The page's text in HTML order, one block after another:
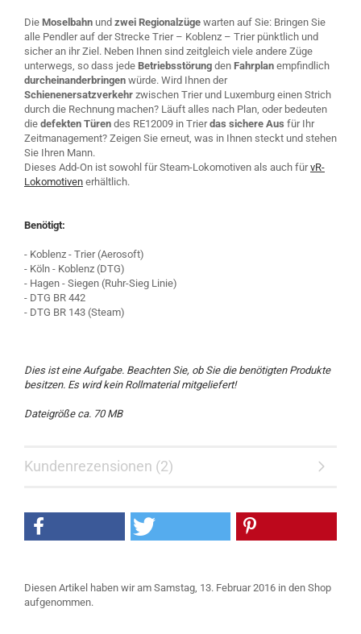
Die Moselbahn und zwei Regionalzüge warten auf Sie: Bringen Sie
alle Pendler auf der Strecke Trier – Koblenz – Trier pünktlich und
sicher an ihr Ziel. Neben Ihnen sind zeitgleich viele andere Züge
unterwegs, so dass jede Betriebsstörung den Fahrplan empfindlich
durcheinanderbringen würde. Wird Ihnen der
Schienenersatzverkehr zwischen Trier und Luxemburg einen Strich
durch die Rechnung machen? Läuft alles nach Plan, oder bedeuten
die defekten Türen des RE12009 in Trierdas sichere Aus für Ihr
Zeitmanagement? Zeigen Sie erneut, was in Ihnen steckt und stehen
Sie Ihren Mann.
Dieses Add-On ist sowohl für Steam-Lokomotiven als auch fürvR-
Lokomotiven erhältlich.
Benötigt:
- Koblenz - Trier (Aerosoft)
- Köln - Koblenz (DTG)
- Hagen - Siegen (Ruhr-Sieg Linie)
- DTG BR 442
- DTG BR 143 (Steam)
Dies ist eine Aufgabe. Beachten Sie, ob Sie die benötigten Produkte
besitzen. Es wird kein Rollmaterial mitgeliefert!
Dateigröße ca. 70 MB
Kundenrezensionen (2)
Diesen Artikel haben wir am Samstag, 13. Februar 2016 in den Shop
aufgenommen.